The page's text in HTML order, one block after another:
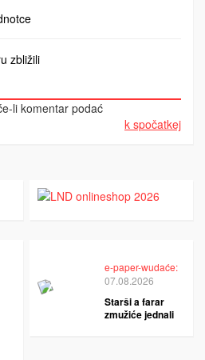
zbližili
li komentar podać
k spočatkej
e-paper-wudaće:
07.08.2026
Starši a farar
zmužiće jednali